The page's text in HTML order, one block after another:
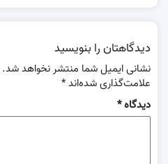
دیدگاهتان را بنویسید
نشانی ایمیل شما منتشر نخواهد شد.
علامت‌گذاری شده‌اند*
دیدگاه*